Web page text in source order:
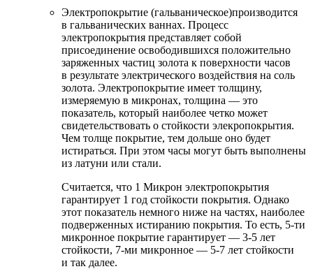
Электропокрытие (гальваническое)производится
в гальванических ваннах. Процесс
электропокрытия представляет собой
присоединение освободившихся положительно
заряженных частиц золота к поверхности часов
в результате электрического воздействия на соль
золота. Электропокрытие имеет толщину,
измеряемую в микронах, толщина — это
показатель, который наиболее четко может
свидетельствовать о стойкости элекропокрытия.
Чем толще покрытие, тем дольше оно будет
истираться. При этом часы могут быть выполнены
из латуни или стали.
Считается, что 1 Микрон электропокрытия
гарантирует 1 год стойкости покрытия. Однако
этот показатель немного ниже на частях, наиболее
подверженных истиранию покрытия. То есть, 5-ти
микронное покрытие гарантирует — 3-5 лет
стойкости, 7-ми микронное — 5-7 лет стойкости
и так далее.